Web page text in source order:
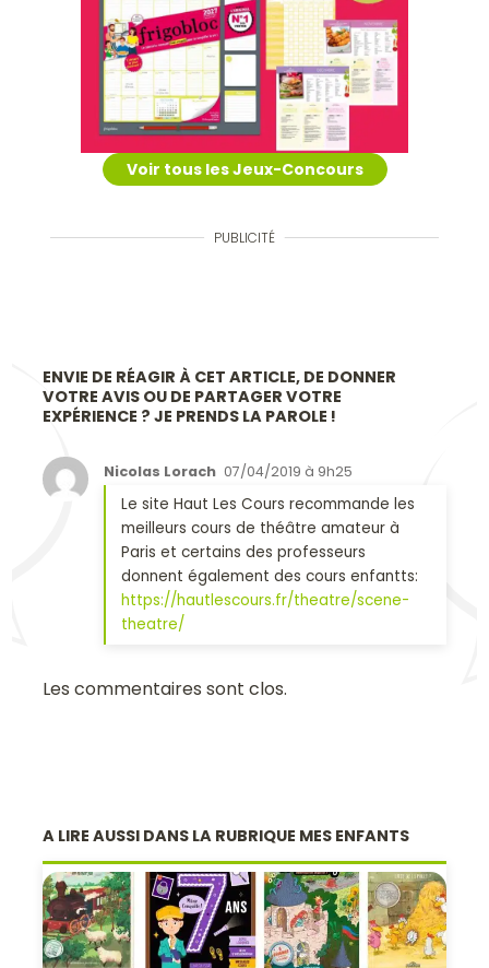
Voir tous les Jeux-Concours
PUBLICITÉ
ENVIE DE RÉAGIR À CET ARTICLE, DE DONNER
VOTRE AVIS OU DE PARTAGER VOTRE
EXPÉRIENCE ? JE PRENDS LA PAROLE !
Nicolas Lorach 07/04/2019 à 9h25
Le site Haut Les Cours recommande les
meilleurs cours de théâtre amateur à
Paris et certains des professeurs
donnent également des cours enfantts:
https://hautlescours.fr/theatre/scene-
theatre/
Les commentaires sont clos.
A LIRE AUSSI DANS LA RUBRIQUE MES ENFANTS